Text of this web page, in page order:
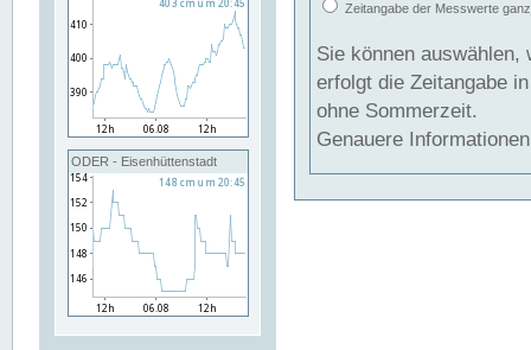
ODER - Eisenhüttenstadt
Zeitangabe der Messwerte
Sie können auswählen,
erfolgt die Zeitangabe
ohne Sommerzeit.
Genauere